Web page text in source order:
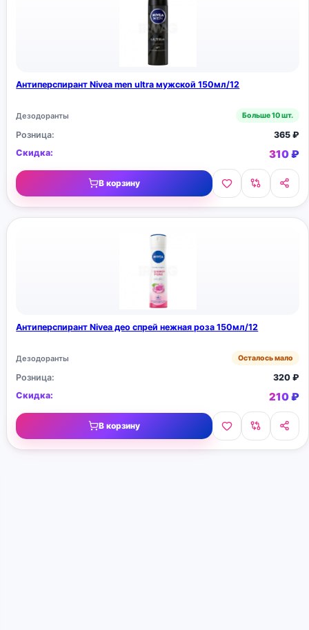
Антиперспирант Nivea men ultra мужской 150мл/12
Дезодоранты Больше 10 шт.
Розница: 365₽
Скидка:
310₽
В корзину
Антиперспирант Nivea део спрей нежная роза 150мл/12
Дезодоранты Осталось мало
Розница: 320₽
Скидка:
210₽
В корзину